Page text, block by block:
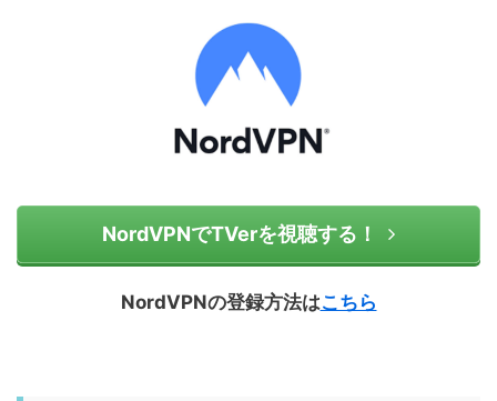
NordVPNでTVerを視聴する！
NordVPNの登録方法はこちら